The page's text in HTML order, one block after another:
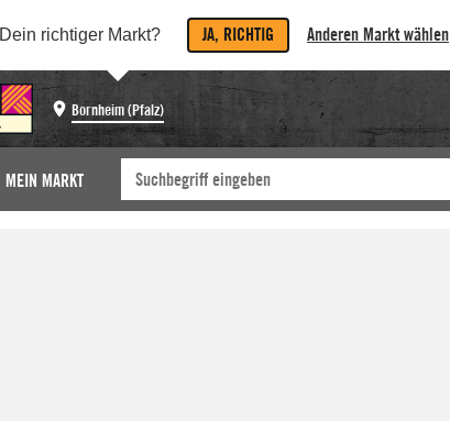
Dein richtiger Markt? JA, RICHTIG Anderen Markt wählen
Bornheim (Pfalz)
MEIN MARKT